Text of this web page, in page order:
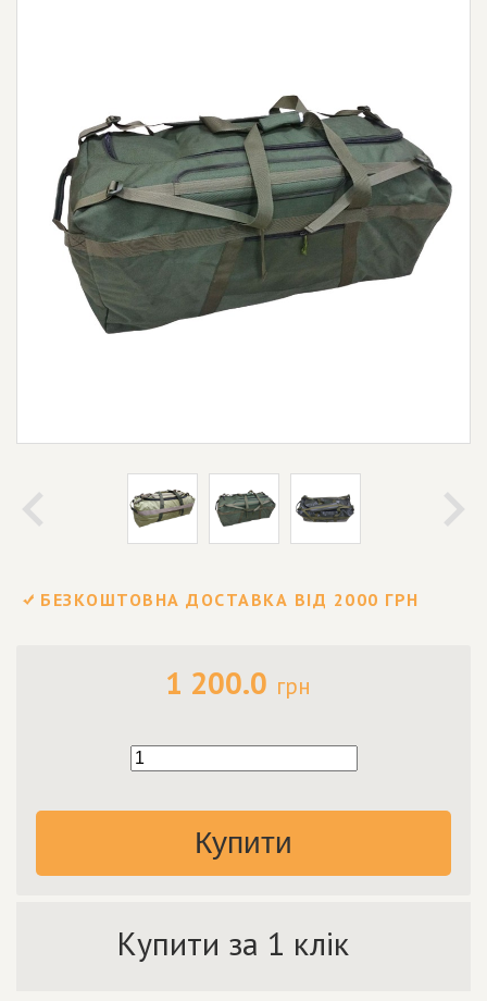
БЕЗКОШТОВНА ДОСТАВКА ВІД 2000 ГРН
1 200.0 грн
Купити
Купити за 1 клік